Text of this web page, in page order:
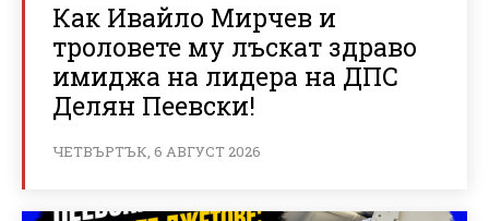
Как Ивайло Мирчев и
троловете му лъскат здраво
имиджа на лидера на ДПС
Делян Пеевски!
ЧЕТВЪРТЪК, 6 АВГУСТ 2026